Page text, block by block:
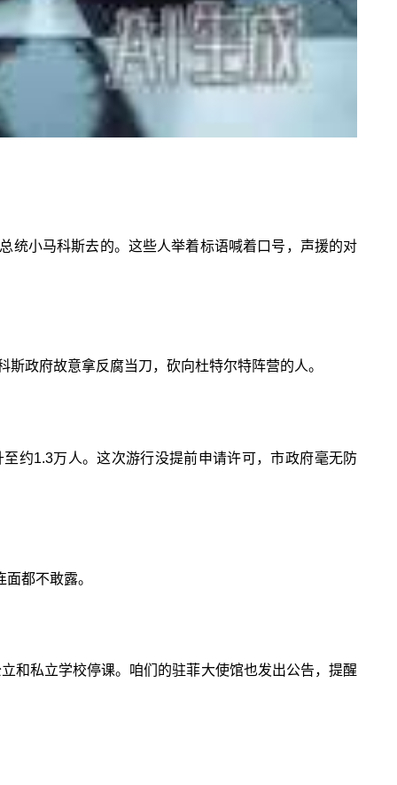
统小马科斯去的。这些人举着标语喊着口号，声援的对
政府故意拿反腐当刀，砍向杜特尔特阵营的人。
约1.3万人。这次游行没提前申请许可，市政府毫无防
都不敢露。
和私立学校停课。咱们的驻菲大使馆也发出公告，提醒